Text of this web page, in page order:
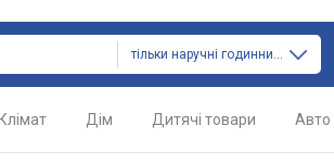
тільки наручні годинники
Клімат Дім Дитячі товари Авто